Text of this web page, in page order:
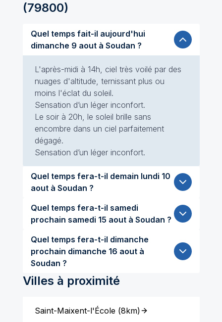
(79800)
Quel temps fait-il aujourd'hui
dimanche 9 aout à Soudan ?
L'après-midi à 14h, ciel très voilé par des
nuages d'altitude, ternissant plus ou
moins l'éclat du soleil.
Sensation d’un léger inconfort.
Le soir à 20h, le soleil brille sans
encombre dans un ciel parfaitement
dégagé.
Sensation d’un léger inconfort.
Quel temps fera-t-il demain lundi 10
aout à Soudan ?
Quel temps fera-t-il samedi
prochain samedi 15 aout à Soudan ?
Quel temps fera-t-il dimanche
prochain dimanche 16 aout à
Soudan ?
Villes à proximité
Saint-Maixent-l'École(8km)